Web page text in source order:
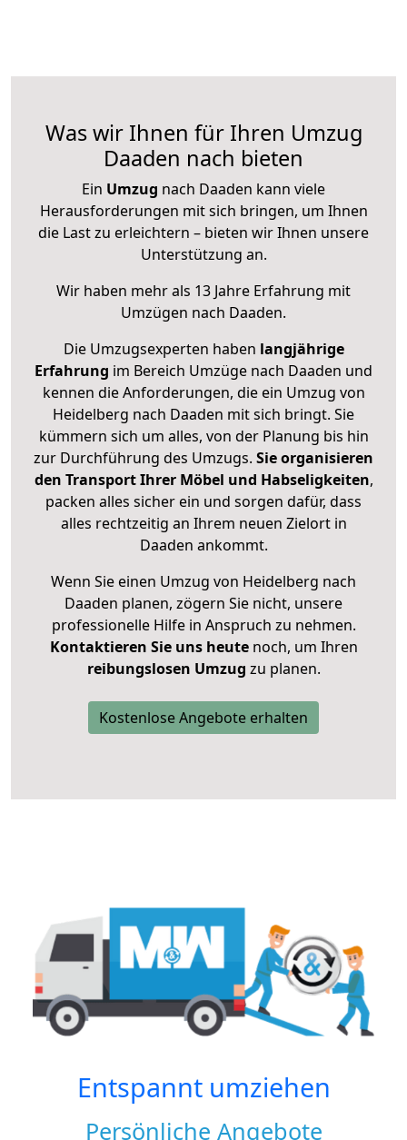
Was wir Ihnen für Ihren Umzug
Daaden nach bieten
Ein Umzug nach Daaden kann viele
Herausforderungen mit sich bringen, um Ihnen
die Last zu erleichtern – bieten wir Ihnen unsere
Unterstützung an.
Wir haben mehr als 13 Jahre Erfahrung mit
Umzügen nach Daaden.
Die Umzugsexperten haben langjährige
Erfahrung im Bereich Umzüge nach Daaden und
kennen die Anforderungen, die ein Umzug von
Heidelberg nach Daaden mit sich bringt. Sie
kümmern sich um alles, von der Planung bis hin
zur Durchführung des Umzugs. Sie organisieren
den Transport Ihrer Möbel und Habseligkeiten,
packen alles sicher ein und sorgen dafür, dass
alles rechtzeitig an Ihrem neuen Zielort in
Daaden ankommt.
Wenn Sie einen Umzug von Heidelberg nach
Daaden planen, zögern Sie nicht, unsere
professionelle Hilfe in Anspruch zu nehmen.
Kontaktieren Sie uns heutenoch, um Ihren
reibungslosen Umzug zu planen.
Kostenlose Angebote erhalten
Entspannt umziehen
Persönliche Angebote